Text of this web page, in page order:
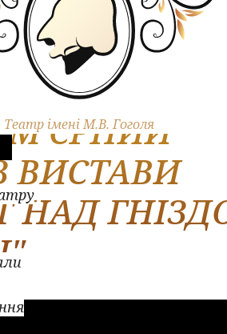
Театр імені М.В. Гоголя
нас
ВИСТАВИ
НАД